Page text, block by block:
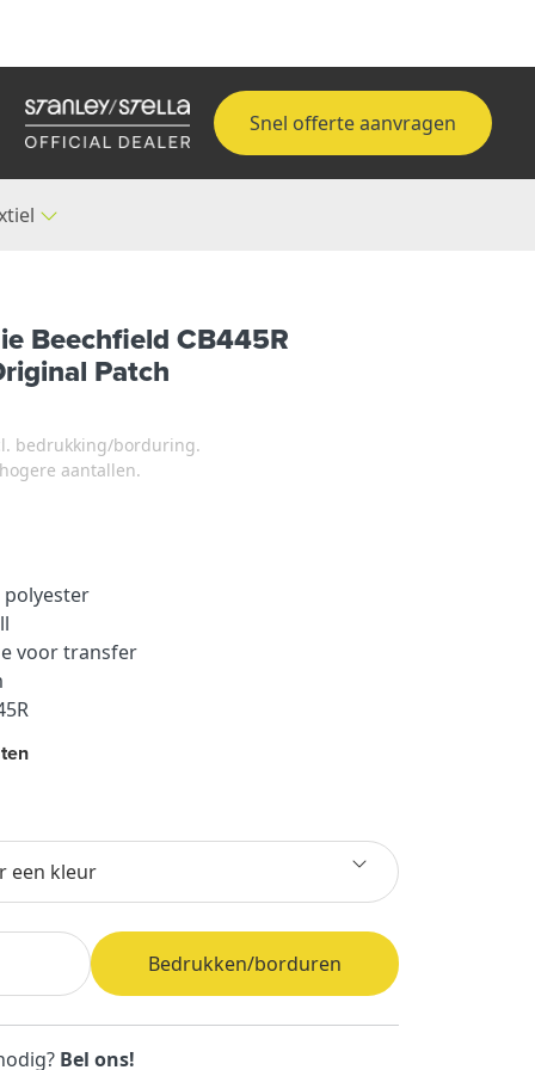
Snel offerte aanvragen
Beechfield CB445R
Patch
bedrukking/borduring.
aantallen.
polyester
voor transfer
een kleur
Bedrukken/borduren
Bel ons!